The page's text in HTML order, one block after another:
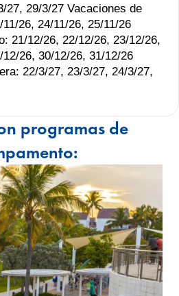
27, 29/3/27 Vacaciones de
26, 24/11/26, 25/11/26
21/12/26, 22/12/26, 23/12/26,
26, 30/12/26, 31/12/26
22/3/27, 23/3/27, 24/3/27,
programas de